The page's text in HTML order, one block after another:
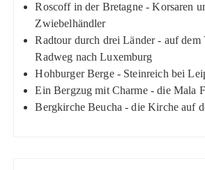
Roscoff in der Bretagne - Korsaren
Zwiebelhändler
Radtour durch drei Länder - auf dem
Radweg nach Luxemburg
Hohburger Berge - Steinreich bei
Ein Bergzug mit Charme - die Mala
Bergkirche Beucha - die Kirche auf